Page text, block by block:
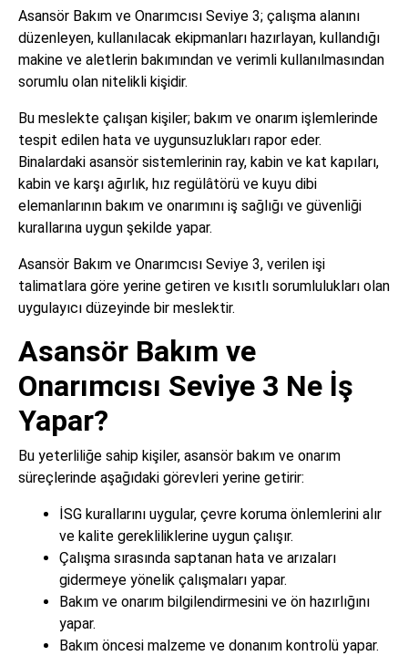
Asansör Bakım ve Onarımcısı Seviye 3; çalışma alanını
düzenleyen, kullanılacak ekipmanları hazırlayan, kullandığı
makine ve aletlerin bakımından ve verimli kullanılmasından
sorumlu olan nitelikli kişidir.
Bu meslekte çalışan kişiler; bakım ve onarım işlemlerinde
tespit edilen hata ve uygunsuzlukları rapor eder.
Binalardaki asansör sistemlerinin ray, kabin ve kat kapıları,
kabin ve karşı ağırlık, hız regülâtörü ve kuyu dibi
elemanlarının bakım ve onarımını iş sağlığı ve güvenliği
kurallarına uygun şekilde yapar.
Asansör Bakım ve Onarımcısı Seviye 3, verilen işi
talimatlara göre yerine getiren ve kısıtlı sorumlulukları olan
uygulayıcı düzeyinde bir meslektir.
Asansör Bakım ve
Onarımcısı Seviye 3 Ne İş
Yapar?
Bu yeterliliğe sahip kişiler, asansör bakım ve onarım
süreçlerinde aşağıdaki görevleri yerine getirir:
İSG kurallarını uygular, çevre koruma önlemlerini alır
ve kalite gerekliliklerine uygun çalışır.
Çalışma sırasında saptanan hata ve arızaları
gidermeye yönelik çalışmaları yapar.
Bakım ve onarım bilgilendirmesini ve ön hazırlığını
yapar.
Bakım öncesi malzeme ve donanım kontrolü yapar.